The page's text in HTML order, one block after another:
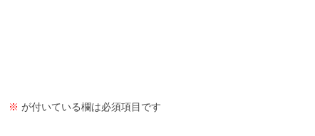
※ が付いている欄は必須項目です